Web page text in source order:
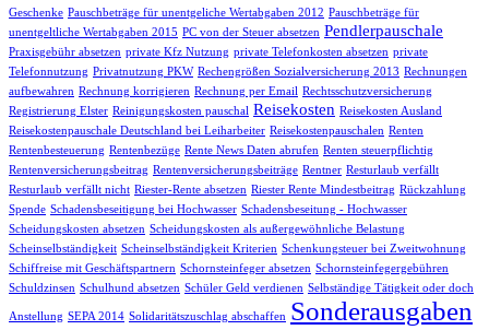
Geschenke Pauschbeträge für unentgeliche Wertabgaben 2012 Pauschbeträge für
unentgeltliche Wertabgaben 2015 PC von der Steuer absetzen Pendlerpauschale
Praxisgebühr absetzen private Kfz Nutzung private Telefonkosten absetzen private
Telefonnutzung Privatnutzung PKW Rechengrößen Sozialversicherung 2013 Rechnungen
aufbewahren Rechnung korrigieren Rechnung per Email Rechtsschutzversicherung
Registrierung Elster Reinigungskosten pauschal Reisekosten Reisekosten Ausland
Reisekostenpauschale Deutschland bei Leiharbeiter Reisekostenpauschalen Renten
Rentenbesteuerung Rentenbezüge Rente News Daten abrufen Renten steuerpflichtig
Rentenversicherungsbeitrag Rentenversicherungsbeiträge Rentner Resturlaub verfällt
Resturlaub verfällt nicht Riester-Rente absetzen Riester Rente Mindestbeitrag Rückzahlung
Spende Schadensbeseitigung bei Hochwasser Schadensbeseitung - Hochwasser
Scheidungskosten absetzen Scheidungskosten als außergewöhnliche Belastung
Scheinselbständigkeit Scheinselbständigkeit Kriterien Schenkungsteuer bei Zweitwohnung
Schiffreise mit Geschäftspartnern Schornsteinfeger absetzen Schornsteinfegergebühren
Schuldzinsen Schulhund absetzen Schüler Geld verdienen Selbständige Tätigkeit oder doch
Anstellung SEPA 2014 Solidaritätszuschlag abschaffen Sonderausgaben